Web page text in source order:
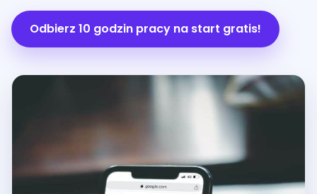
Odbierz 10 godzin pracy na start gratis!